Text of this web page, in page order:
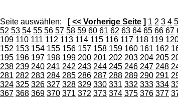
Seite auswählen: [<< Vorherige Seite ] 1 2 3 4 5
52 53 54 55 56 57 58 59 60 61 62 63 64 65 66 67
109 110 111 112 113 114 115 116 117 118 119
152 153 154 155 156 157 158 159 160 161 162
195 196 197 198 199 200 201 202 203 204 205
238 239 240 241 242 243 244 245 246 247 248
281 282 283 284 285 286 287 288 289 290 291
324 325 326 327 328 329 330 331 332 333 334
367 368 369 370 371 372 373 374 375 376 377